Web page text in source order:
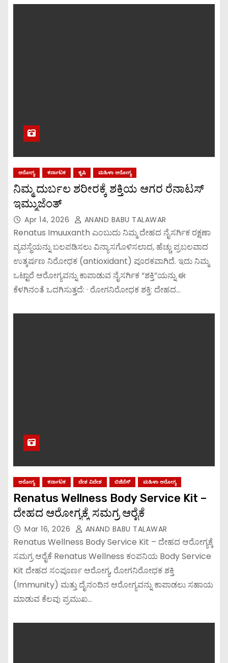
ಆರೋಗ್ಯ ಕರ್ನಾಟಕ ಕೃಷಿ ಮಹಿಳಾ ಆರೋಗ್ಯ
ನಿಮ್ಮ ದುರ್ಬಲ ಶರೀರಕ್ಕೆ ಶಕ್ತಿಯ ಆಗರ ರೆನಾಟಸ್
ಇಮ್ಮುಜೆಂತ್
Apr 14, 2026 ANAND BABU TALAWAR
Renatus Imuuxanth ಎಂಬುದು ನಿಮ್ಮ ದೇಹದ ನೈಸರ್ಗಿಕ ರಕ್ಷಣಾ
ವ್ಯವಸ್ಥೆಯನ್ನು ಬಲಪಡಿಸಲು ವಿನ್ಯಾಸಗೊಳಿಸಲಾದ, ಹೆಚ್ಚು ಪ್ರಬಲವಾದ
ಉತ್ಕರ್ಷಣ ನಿರೋಧಕ (antioxidant) ಪೂರಕವಾಗಿದೆ. ಇದು ನಿಮ್ಮ
ಒಟ್ಟಾರೆ ಆರೋಗ್ಯವನ್ನು ಕಾಪಾಡುವ ನೈಸರ್ಗಿಕ “ಶಕ್ತಿ”ಯನ್ನು ಈ
ಕೆಳಗಿನಂತೆ ಒದಗಿಸುತ್ತದೆ: · ರೋಗನಿರೋಧಕ ಶಕ್ತಿ: ದೇಹದ…
ಆರೋಗ್ಯ ಕರ್ನಾಟಕ ದೇಶ ವಿದೇಶ ಬಿಜಿನೆಸ್ ಮಹಿಳಾ ಆರೋಗ್ಯ
Renatus Wellness Body Service Kit –
ದೇಹದ ಆರೋಗ್ಯಕ್ಕೆ ಸಮಗ್ರ ಆರೈಕೆ
Mar 16, 2026 ANAND BABU TALAWAR
Renatus Wellness Body Service Kit – ದೇಹದ ಆರೋಗ್ಯಕ್ಕೆ
ಸಮಗ್ರ ಆರೈಕೆ Renatus Wellness ಕಂಪನಿಯ Body Service
Kit ದೇಹದ ಸಂಪೂರ್ಣ ಆರೋಗ್ಯ, ರೋಗನಿರೋಧಕ ಶಕ್ತಿ
(Immunity) ಮತ್ತು ದೈನಂದಿನ ಆರೋಗ್ಯವನ್ನು ಕಾಪಾಡಲು ಸಹಾಯ
ಮಾಡುವ ಕೆಲವು ಪ್ರಮುಖ…